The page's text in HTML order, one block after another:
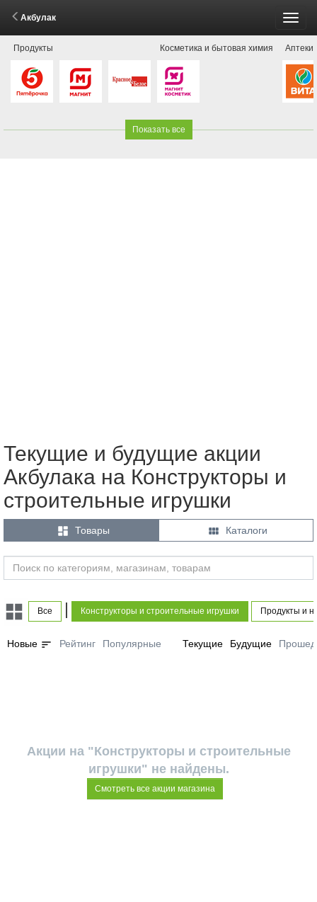
Акбулак
Продукты Косметика и бытовая химия Аптеки
Показать все
Текущие и будущие акции
Акбулака на Конструкторы и
строительные игрушки
 Товары  Каталоги
Все Конструкторы и строительные игрушки Продукты и
Новые sort Рейтинг Популярные Текущие Будущие
Акции на "Конструкторы и строительные
игрушки" не найдены.
Смотреть все акции магазина